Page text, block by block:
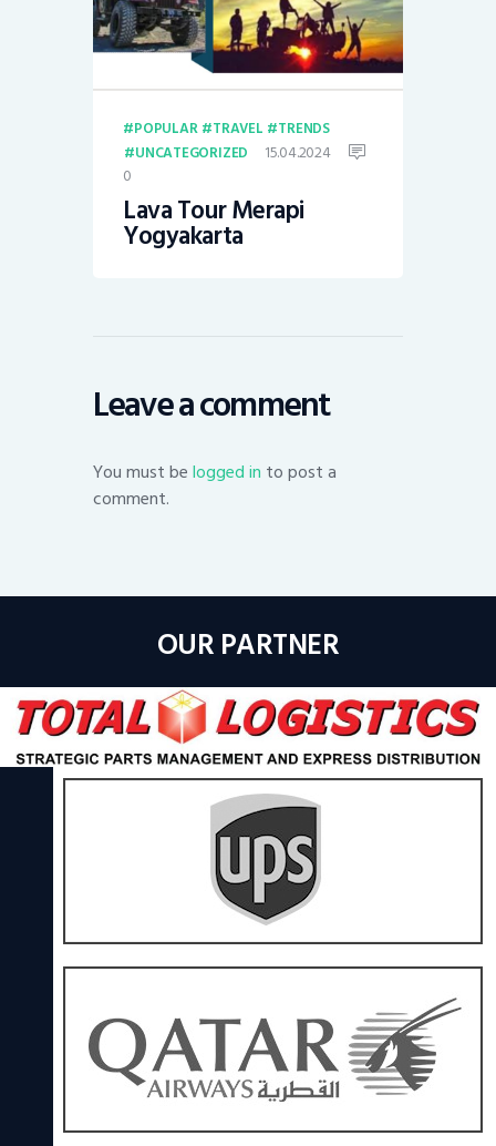
POPULAR TRAVEL
TRENDS
UNCATEGORIZED
15.04.2024
0
Lava Tour Merapi
Yogyakarta
Leave a comment
You must belogged in to post a
comment.
OUR PARTNER